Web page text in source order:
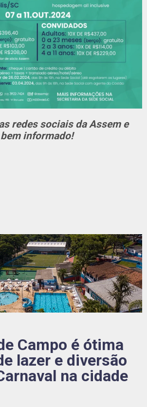
redes sociais da Assem e
informado!
Campo é ótima
lazer e diversão
na cidade